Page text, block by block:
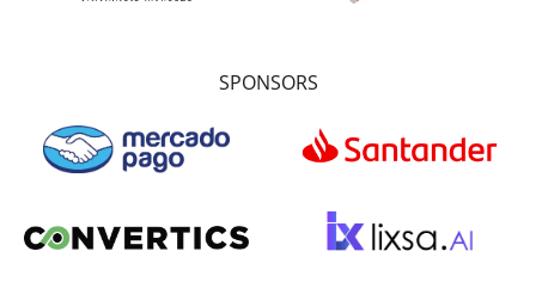
SPONSORS